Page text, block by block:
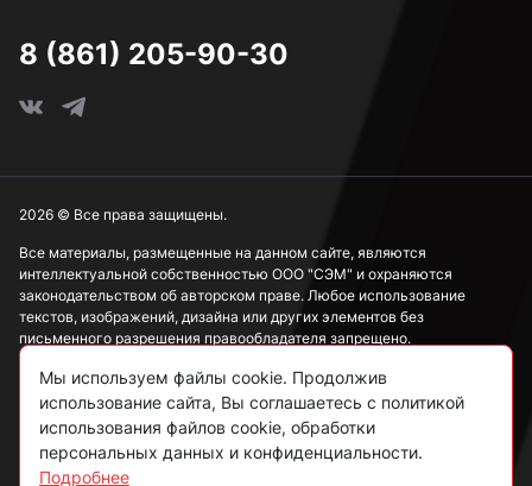
8 (861) 205-90-30
Все материалы, размещенные на данном сайте, являются
интеллектуальной собственностью ООО "СЭМ" и охраняются
законодательством об авторском праве. Любое использование
текстов, изображений, дизайна или других элементов без
письменного разрешения правообладателя запрещено.
Информация, представленная на сайте, носит исключительно
ознакомительный характер и не может рассматриваться как
публичная оферта в соответствии со ст. 437 ГК РФ.
Политика конфиденциальности
2026 © Все права защищены.
Мы используем файлы cookie. Продолжив
использование сайта, Вы соглашаетесь с политикой
использования файлов cookie, обработки
персональных данных и конфиденциальности.
Подробнее